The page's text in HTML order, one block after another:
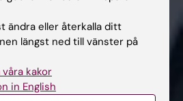
ändra eller återkalla ditt
längst ned till vänster på
kakor
in English